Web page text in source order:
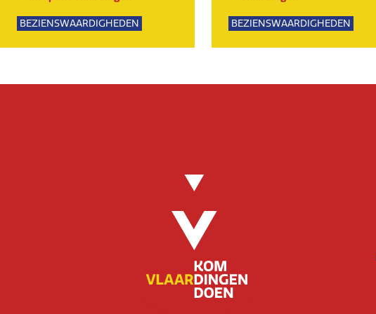
BEZIENSWAARDIGHEDEN
NATUUR
BEZIENSWAARDIGHEDEN
SPORTIEF
GROEPSUITJES